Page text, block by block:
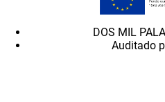
DOS MIL
Auditado